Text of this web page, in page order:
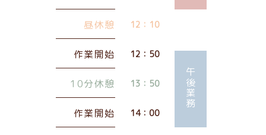
昼休憩 12：10
作業開始 12：50
10分休憩 13：50
作業開始 14：00
午後業務